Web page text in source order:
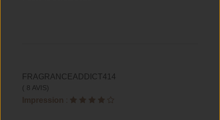
FRAGRANCEADDICT414
( 8 AVIS)
Impression :